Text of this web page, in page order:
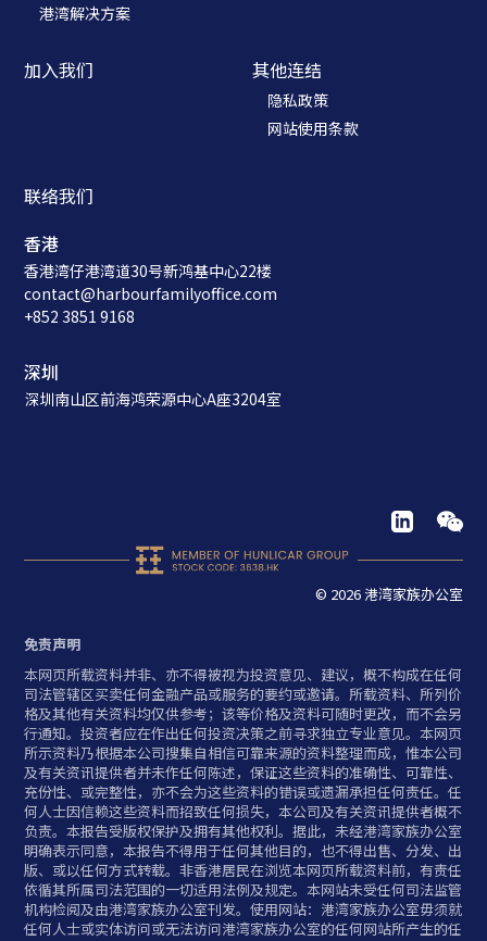
港湾解决方案
加入我们 其他连结
隐私政策
网站使用条款
联络我们
香港
香港湾仔港湾道30号新鸿基中心22楼
contact@harbourfamilyoffice.com
+852 3851 9168
深圳
深圳南山区前海鸿荣源中心A座3204室
© 2026 港湾家族办公室
免责声明
本网页所载资料并非、亦不得被视为投资意见、建议，概不构成在任何
司法管辖区买卖任何金融产品或服务的要约或邀请。所载资料、所列价
格及其他有关资料均仅供参考；该等价格及资料可随时更改，而不会另
行通知。投资者应在作出任何投资决策之前寻求独立专业意见。本网页
所示资料乃根据本公司搜集自相信可靠来源的资料整理而成，惟本公司
及有关资讯提供者并未作任何陈述，保证这些资料的准确性、可靠性、
充份性、或完整性，亦不会为这些资料的错误或遗漏承担任何责任。任
何人士因信赖这些资料而招致任何损失，本公司及有关资讯提供者概不
负责。本报告受版权保护及拥有其他权利。据此，未经港湾家族办公室
明确表示同意，本报告不得用于任何其他目的，也不得出售、分发、出
版、或以任何方式转载。非香港居民在浏览本网页所载资料前，有责任
依循其所属司法范围的一切适用法例及规定。本网站未受任何司法监管
机构检阅及由港湾家族办公室刊发。使用网站：港湾家族办公室毋须就
任何人士或实体访问或无法访问港湾家族办公室的任何网站所产生的任